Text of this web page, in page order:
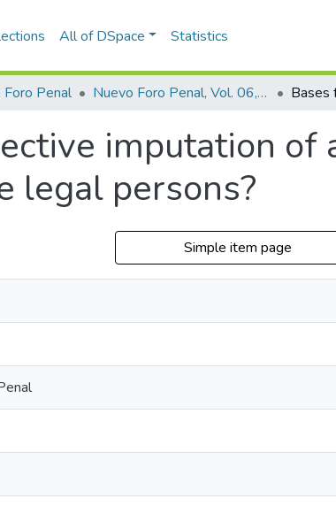
All of DSpace Statistics
Foro Penal Nuevo Foro Penal, Vol. 06, Núm. 75 (2010)
imputation of
legal persons?
Simple item page